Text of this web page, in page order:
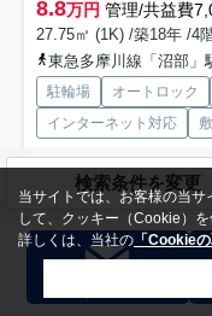
8.8万円 管理/共益費
27.75㎡ (1K) /築18年 /4
東急多摩川線「沼部」
駐輪場 オートロック
インターネット対応
耐震耐火構造旭化成ヘ
ット無料Wi-Fi！
募集中の部屋
検索条件を変更
当サイトでは、お客様の当
して、クッキー（Cookie）を
詳しくは、当社の 「Cookie